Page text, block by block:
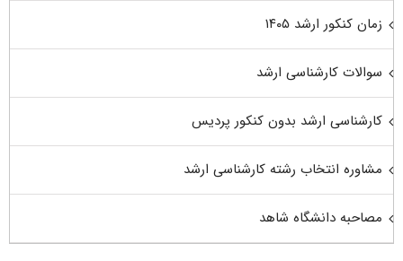
زمان کنکور ارشد ۱۴۰۵
سوالات کارشناسی ارشد
کارشناسی ارشد بدون کنکور پردیس
مشاوره انتخاب رشته کارشناسی ارشد
مصاحبه دانشگاه شاهد